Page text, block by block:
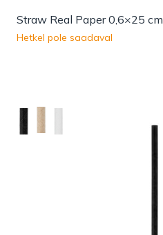
Straw Real Paper 0,6×25 cm
Hetkel pole saadaval